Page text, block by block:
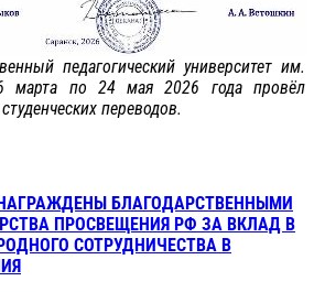
педагогический университет им.
марта по 24 мая 2026 года провёл
переводов.
БЛАГОДАРСТВЕННЫМИ
ПРОСВЕЩЕНИЯ РФ ЗА ВКЛАД В
СОТРУДНИЧЕСТВА В